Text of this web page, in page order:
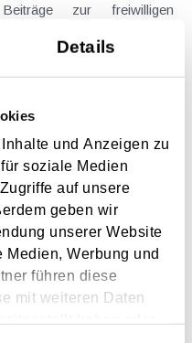
Details
und Anzeigen zu
soziale Medien
auf unsere
geben wir
unserer Website
Werbung und
führen diese
mit weiteren Daten
Beiträge zur freiwilligen
2014 eine Liegenschaft
Liegenschaft) aus dem
hatte hierauf die
Da es sich um ein
handelte, wurde die